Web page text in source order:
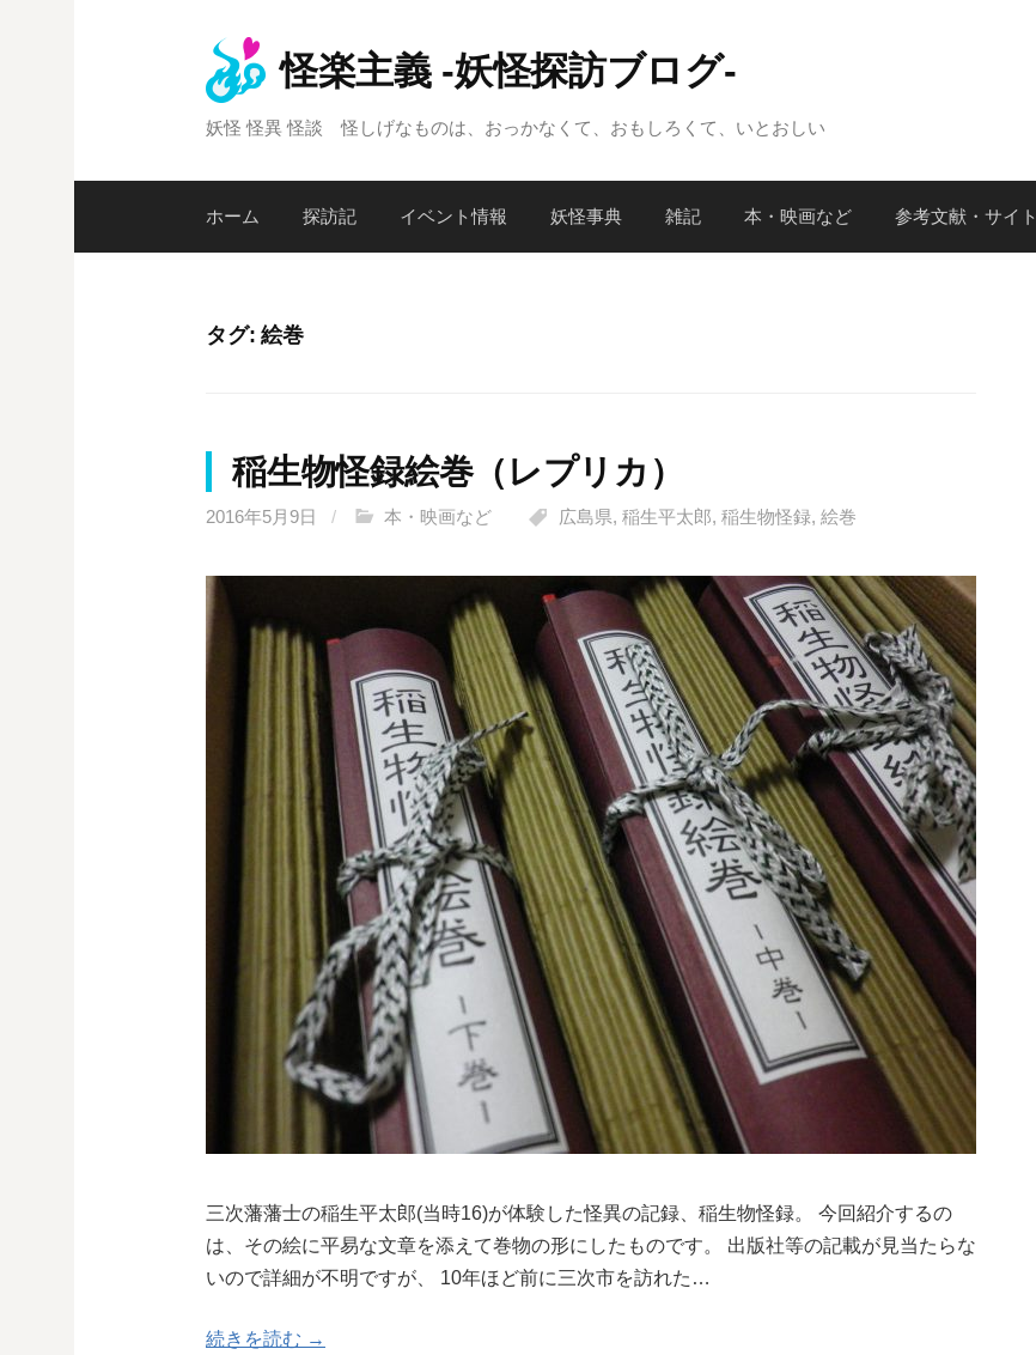
へ
怪楽主義 -妖怪探訪ブログ-
妖怪 怪異 怪談 怪しげなものは、おっかなくて、おもしろくて、いとおしい
ホーム 探訪記 イベント情報 妖怪事典 雑記 本・映画など 参考文献・サイト
タグ:絵巻
稲生物怪録絵巻（レプリカ）
2016年5月9日 / 本・映画など 広島県, 稲生平太郎, 稲生物怪録, 絵巻
三次藩藩士の稲生平太郎(当時16)が体験した怪異の記録、稲生物怪録。 今回紹介するの
は、その絵に平易な文章を添えて巻物の形にしたものです。 出版社等の記載が見当たらな
いので詳細が不明ですが、 10年ほど前に三次市を訪れた…
続きを読む →